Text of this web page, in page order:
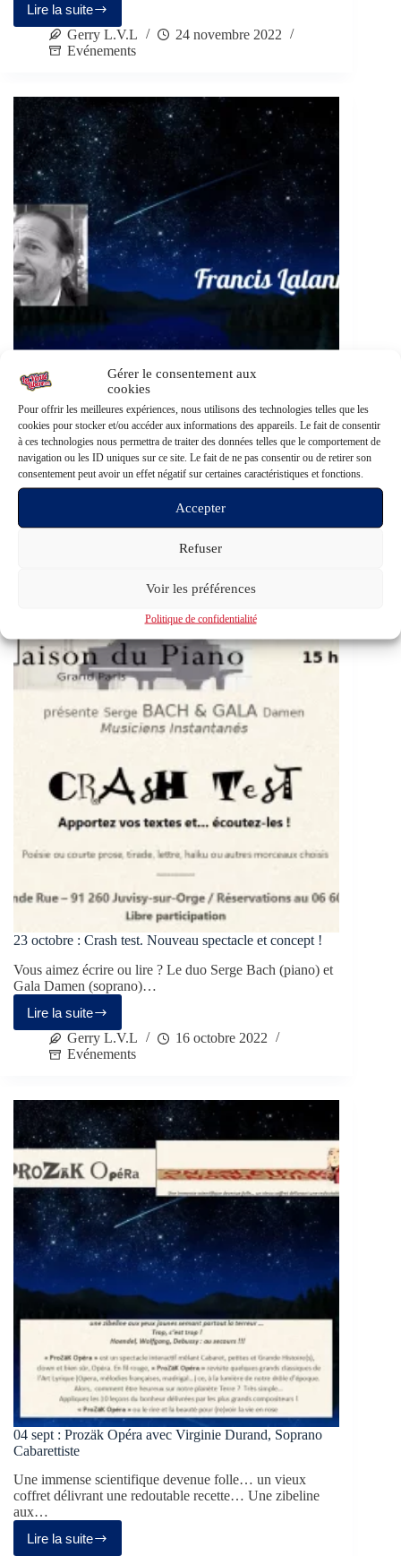
Gérer le consentement aux
cookies
Pour offrir les meilleures expériences, nous utilisons des technologies telles que les
cookies pour stocker et/ou accéder aux informations des appareils. Le fait de consentir
à ces technologies nous permettra de traiter des données telles que le comportement de
navigation ou les ID uniques sur ce site. Le fait de ne pas consentir ou de retirer son
consentement peut avoir un effet négatif sur certaines caractéristiques et fonctions.
Accepter
Refuser
Voir les préférences
Politique de confidentialité
Lire la suite
Gerry L.V.L
24 novembre 2022
Evénements
Poésie et politique, le mariage impossible ? Interview de
Francis Lalanne
Chers lectrices et lecteurs, Nous avons eu l’opportunité
d’interviewer Francis Lalanne. Un esprit libre et…
16 novembre 2022
23 octobre : Crash test. Nouveau spectacle et concept !
Vous aimez écrire ou lire ? Le duo Serge Bach (piano) et
Gala Damen (soprano)…
Lire la suite
Gerry L.V.L
16 octobre 2022
Evénements
04 sept : Prozäk Opéra avec Virginie Durand, Soprano
Cabarettiste
Une immense scientifique devenue folle… un vieux
coffret délivrant une redoutable recette… Une zibeline
aux…
Lire la suite